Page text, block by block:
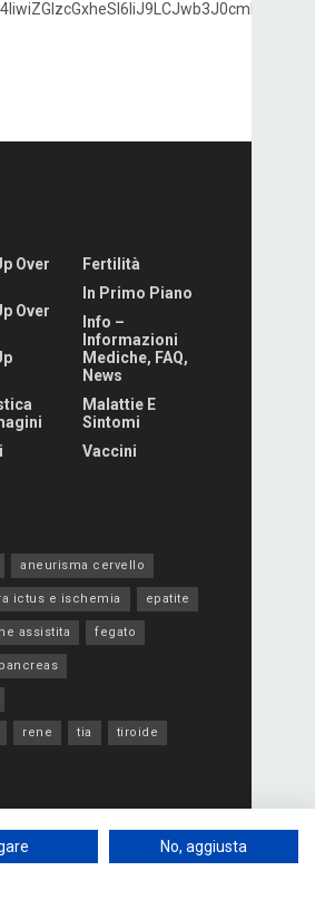
Over
Over
Fertilità
In Primo Piano
Info –
Informazioni
Mediche, FAQ,
News
Malattie E
Sintomi
Vaccini
aneurisma cervello
ictus e ischemia epatite
assistita fegato
pancreas
rene tia tiroide
No, aggiusta